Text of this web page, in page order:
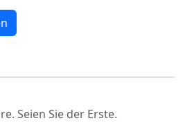
Seien Sie der Erste.